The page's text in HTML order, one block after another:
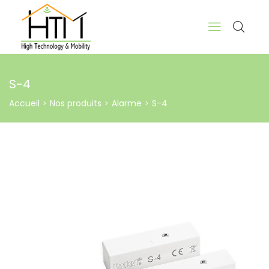
S-4
Accueil > Nos produits > Alarme > S-4